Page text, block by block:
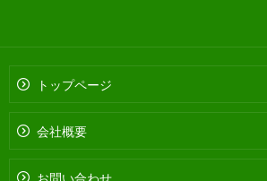
トップページ
会社概要
お問い合わせ